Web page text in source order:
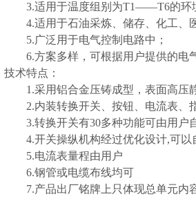
3.适用于温度组别为T1——T6的环
4.适用于石油采炼、储存、化工、
5.广泛用于电气控制电路中；
6.方案多样，可根据用户提供的电气
技术特点：
1.采用铝合金压铸成型，表面高压
2.内装转换开关、按钮、电流表、
3.转换开关有30多种功能可由用户
4.开关操纵机构经过优化设计,可以
5.电流表量程由用户
6.钢管或电缆布线均可
7.产品出厂铭牌上只体现总单元内